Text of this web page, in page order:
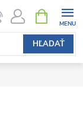
HĽADAŤ
KOŠÍK